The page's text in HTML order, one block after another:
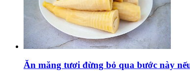
Ăn măng tươi đừng bỏ qua bước này